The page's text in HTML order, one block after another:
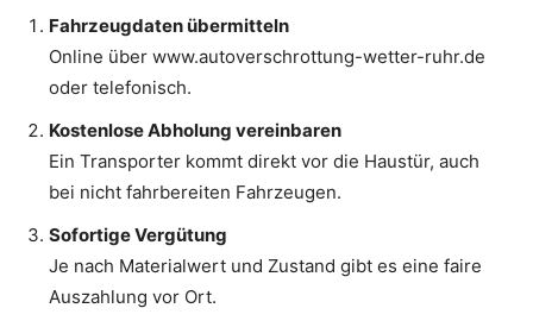
Fahrzeugdaten übermitteln
Online über www.autoverschrottung-wetter-ruhr.de
oder telefonisch.
Kostenlose Abholung vereinbaren
Ein Transporter kommt direkt vor die Haustür, auch
bei nicht fahrbereiten Fahrzeugen.
Sofortige Vergütung
Je nach Materialwert und Zustand gibt es eine faire
Auszahlung vor Ort.